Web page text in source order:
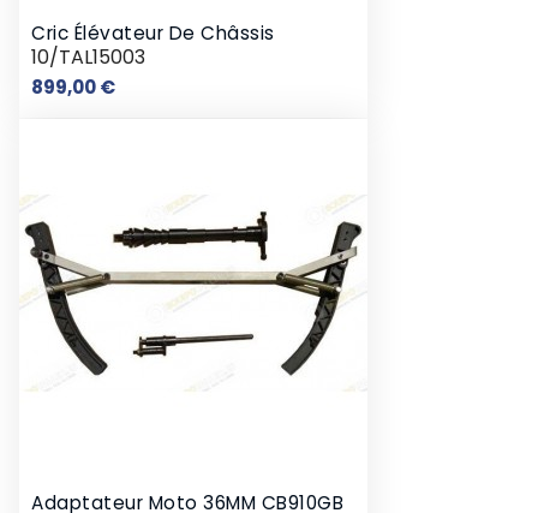
Cric Élévateur De Châssis
10/TAL15003
899,00 €Prix
Adaptateur Moto 36MM CB910GB